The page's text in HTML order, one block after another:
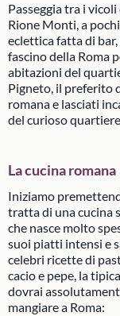
Passeggia tra i
Rione Monti, a
eclettica fatta di
fascino della Roma
abitazioni del
Pigneto, il preferito
romana e lasciati
del curioso
La cucina romana
Iniziamo
tratta di una cucina
che nasce molto
suoi piatti intensi e
celebri ricette di
cacio e pepe, la
dovrai
mangiare a Roma: